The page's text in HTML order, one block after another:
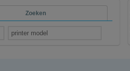
Zoeken
printer model